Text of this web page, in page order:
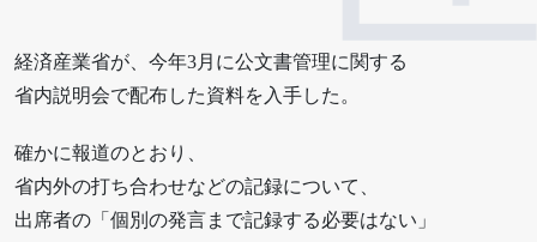
経済産業省が、今年3月に公文書管理に関する
省内説明会で配布した資料を入手した。
確かに報道のとおり、
省内外の打ち合わせなどの記録について、
出席者の「個別の発言まで記録する必要はない」